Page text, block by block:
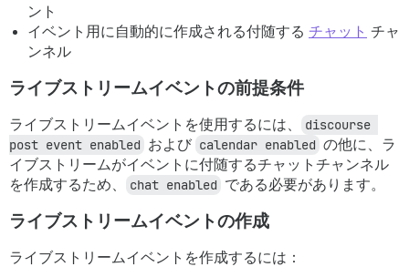
ント
イベント用に自動的に作成される付随する チャット チャ
ンネル
ライブストリームイベントの前提条件
ライブストリームイベントを使用するには、
discourse
post event enabled および calendar enabled の他に、ラ
イブストリームがイベントに付随するチャットチャンネル
を作成するため、
chat enabled である必要があります。
ライブストリームイベントの作成
ライブストリームイベントを作成するには：